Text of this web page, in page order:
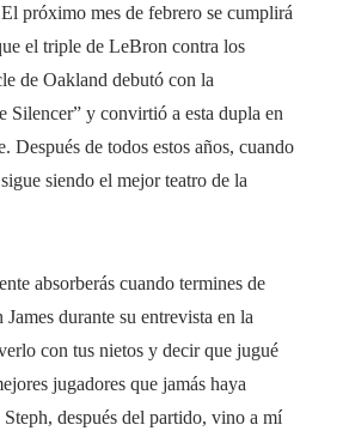
próximo mes de febrero se cumplirá
el triple de LeBron contra los
de Oakland debutó con la
Silencer” y convirtió a esta dupla en
Después de todos estos años, cuando
siendo el mejor teatro de la
absorberás cuando termines de
durante su entrevista en la
con tus nietos y decir que jugué
jugadores que jamás haya
después del partido, vino a mí